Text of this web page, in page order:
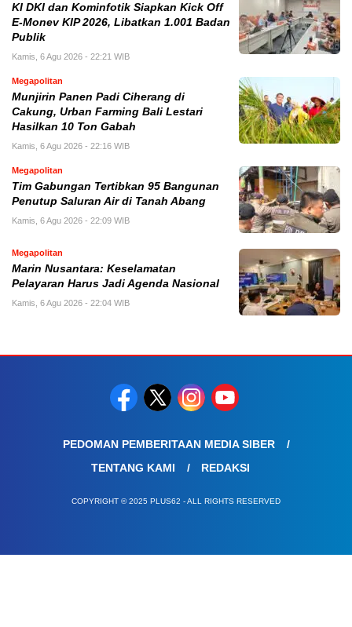
KI DKI dan Kominfotik Siapkan Kick Off
E-Monev KIP 2026, Libatkan 1.001 Badan
Publik
Kamis, 6 Agu 2026 - 22:21 WIB
Megapolitan
Munjirin Panen Padi Ciherang di
Cakung, Urban Farming Bali Lestari
Hasilkan 10 Ton Gabah
Kamis, 6 Agu 2026 - 22:16 WIB
Megapolitan
Tim Gabungan Tertibkan 95 Bangunan
Penutup Saluran Air di Tanah Abang
Kamis, 6 Agu 2026 - 22:09 WIB
Megapolitan
Marin Nusantara: Keselamatan
Pelayaran Harus Jadi Agenda Nasional
Kamis, 6 Agu 2026 - 22:04 WIB
PEDOMAN PEMBERITAAN MEDIA SIBER
TENTANG KAMI
REDAKSI
COPYRIGHT © 2025 PLUS62 - ALL RIGHTS RESERVED